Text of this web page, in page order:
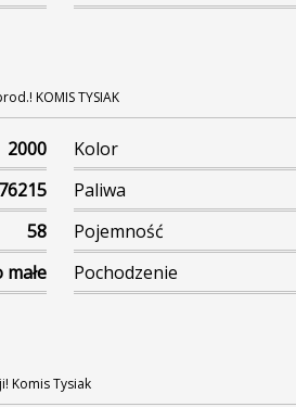
KOMIS TYSIAK
2000 Kolor
Paliwa
58 Pojemność
Pochodzenie
Komis Tysiak